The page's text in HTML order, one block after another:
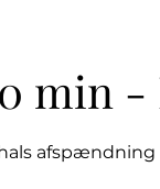
min -
afspændning